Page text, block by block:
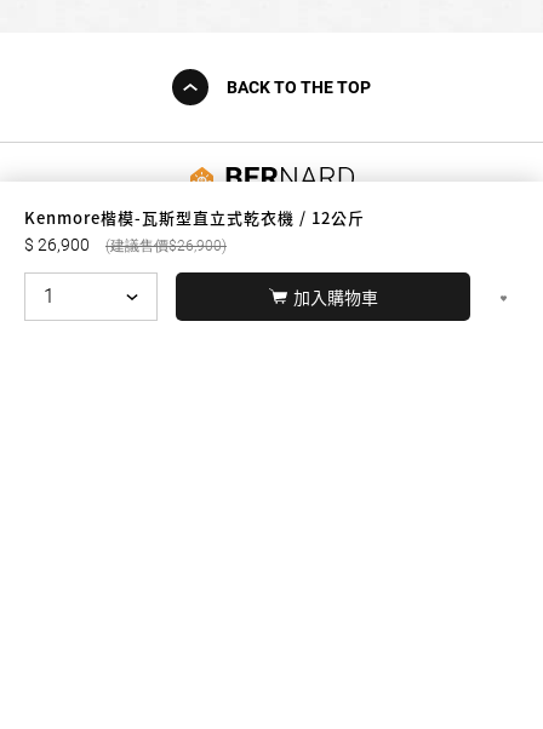
Kenmore楷模-瓦斯型直立式乾衣機 / 12公斤
26,900 26,900
加入購物車
BACK TO THE TOP
友誠購物
© BERNARD 2021 WEBDESIGN